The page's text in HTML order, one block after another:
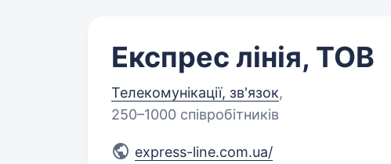
Експрес лінія, ТОВ
Телекомунікації, зв'язок,
250–1000 співробітників
express-line.com.ua/